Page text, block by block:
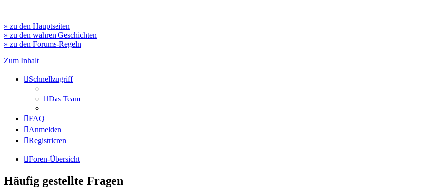
» zu den Hauptseiten
» zu den wahren Geschichten
» zu den Forums-Regeln
Zum Inhalt
Schnellzugriff
Das Team
FAQ
Anmelden
Registrieren
Foren-Übersicht
Häufig gestellte Fragen